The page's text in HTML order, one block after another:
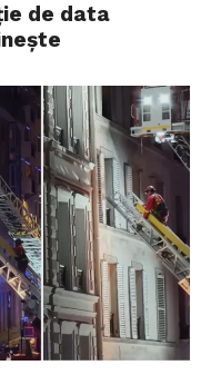
de data